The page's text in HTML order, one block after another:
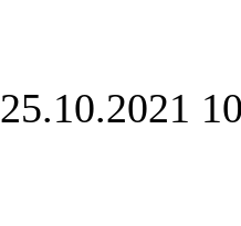
25.10.2021